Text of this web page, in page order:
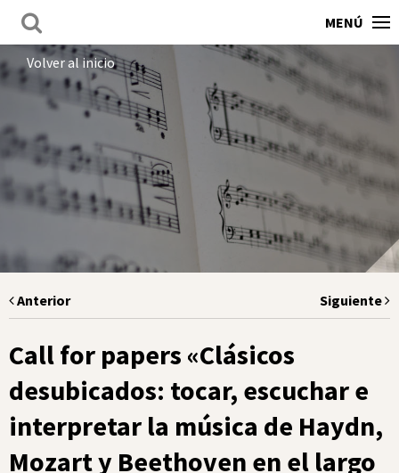
MENÚ
Volver al inicio
Anterior Siguiente
Call for papers «Clásicos
desubicados: tocar, escuchar e
interpretar la música de Haydn,
Mozart y Beethoven en el largo